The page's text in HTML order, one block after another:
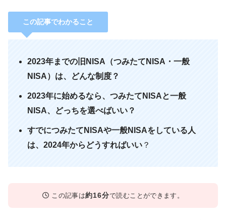
この記事でわかること
2023年までの旧NISA（つみたてNISA・一般
NISA）は、どんな制度？
2023年に始めるなら、つみたてNISAと一般
NISA、どっちを選べばいい？
すでにつみたてNISAや一般NISAをしている人
は、2024年からどうすればいい ？
この記事は約16分で読むことができます。